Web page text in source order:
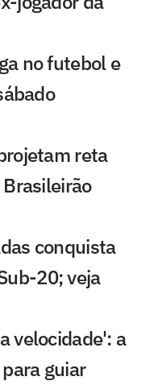
no futebol e
reta
conquista
20; veja
velocidade': a
guiar